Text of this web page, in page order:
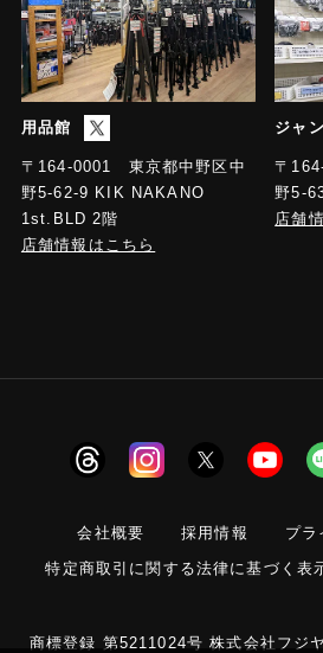
用品館
〒164-0001 東京都中野区中
野5-62-9 KIK NAKANO
1st.BLD 2階
店舗情報はこちら
ジャ
〒
野5-
店舗
会社概要 採用情報
プラ
特定商取引に関する法律に基づく表
商標登録 第5211024号 株式会社フジ